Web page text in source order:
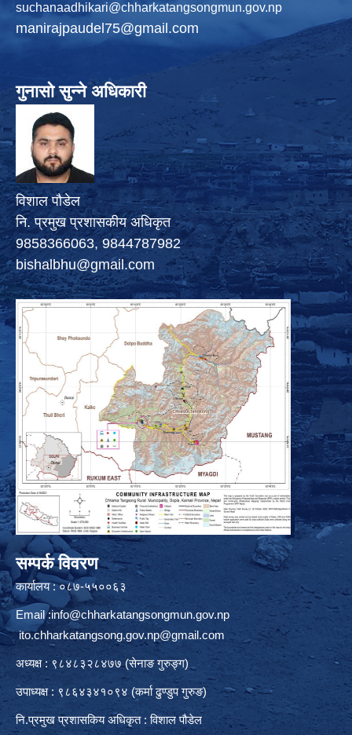
suchanaadhikari@chharkatangsongmun.gov.np
manirajpaudel75@gmail.com
गुनासो सुन्ने अधिकारी
विशाल पौडेल
नि. प्रमुख प्रशासकीय अधिकृत
9858366063, 9844787982
bishalbhu@gmail.com
सम्पर्क विवरण
कार्यालय : ०८७-५५००६३
Email :info@chharkatangsongmun.gov.np
ito.chharkatangsong.gov.np@gmail.com
अध्यक्ष : ९८४८३२८४७७ (सेनाङ गुरुङ्ग)
उपाध्यक्ष : ९८६४३४१०९४ (कर्मा ढुण्डुप गुरुङ)
नि.प्रमुख प्रशासकिय अधिकृत : विशाल पौडेल